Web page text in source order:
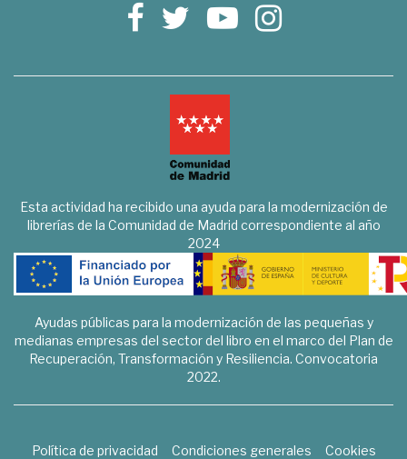
Esta actividad ha recibido una ayuda para la modernización de
librerías de la Comunidad de Madrid correspondiente al año
2024
Ayudas públicas para la modernización de las pequeñas y
medianas empresas del sector del libro en el marco del Plan de
Recuperación, Transformación y Resiliencia. Convocatoria
2022.
Política de privacidad Condiciones generales
Cookies